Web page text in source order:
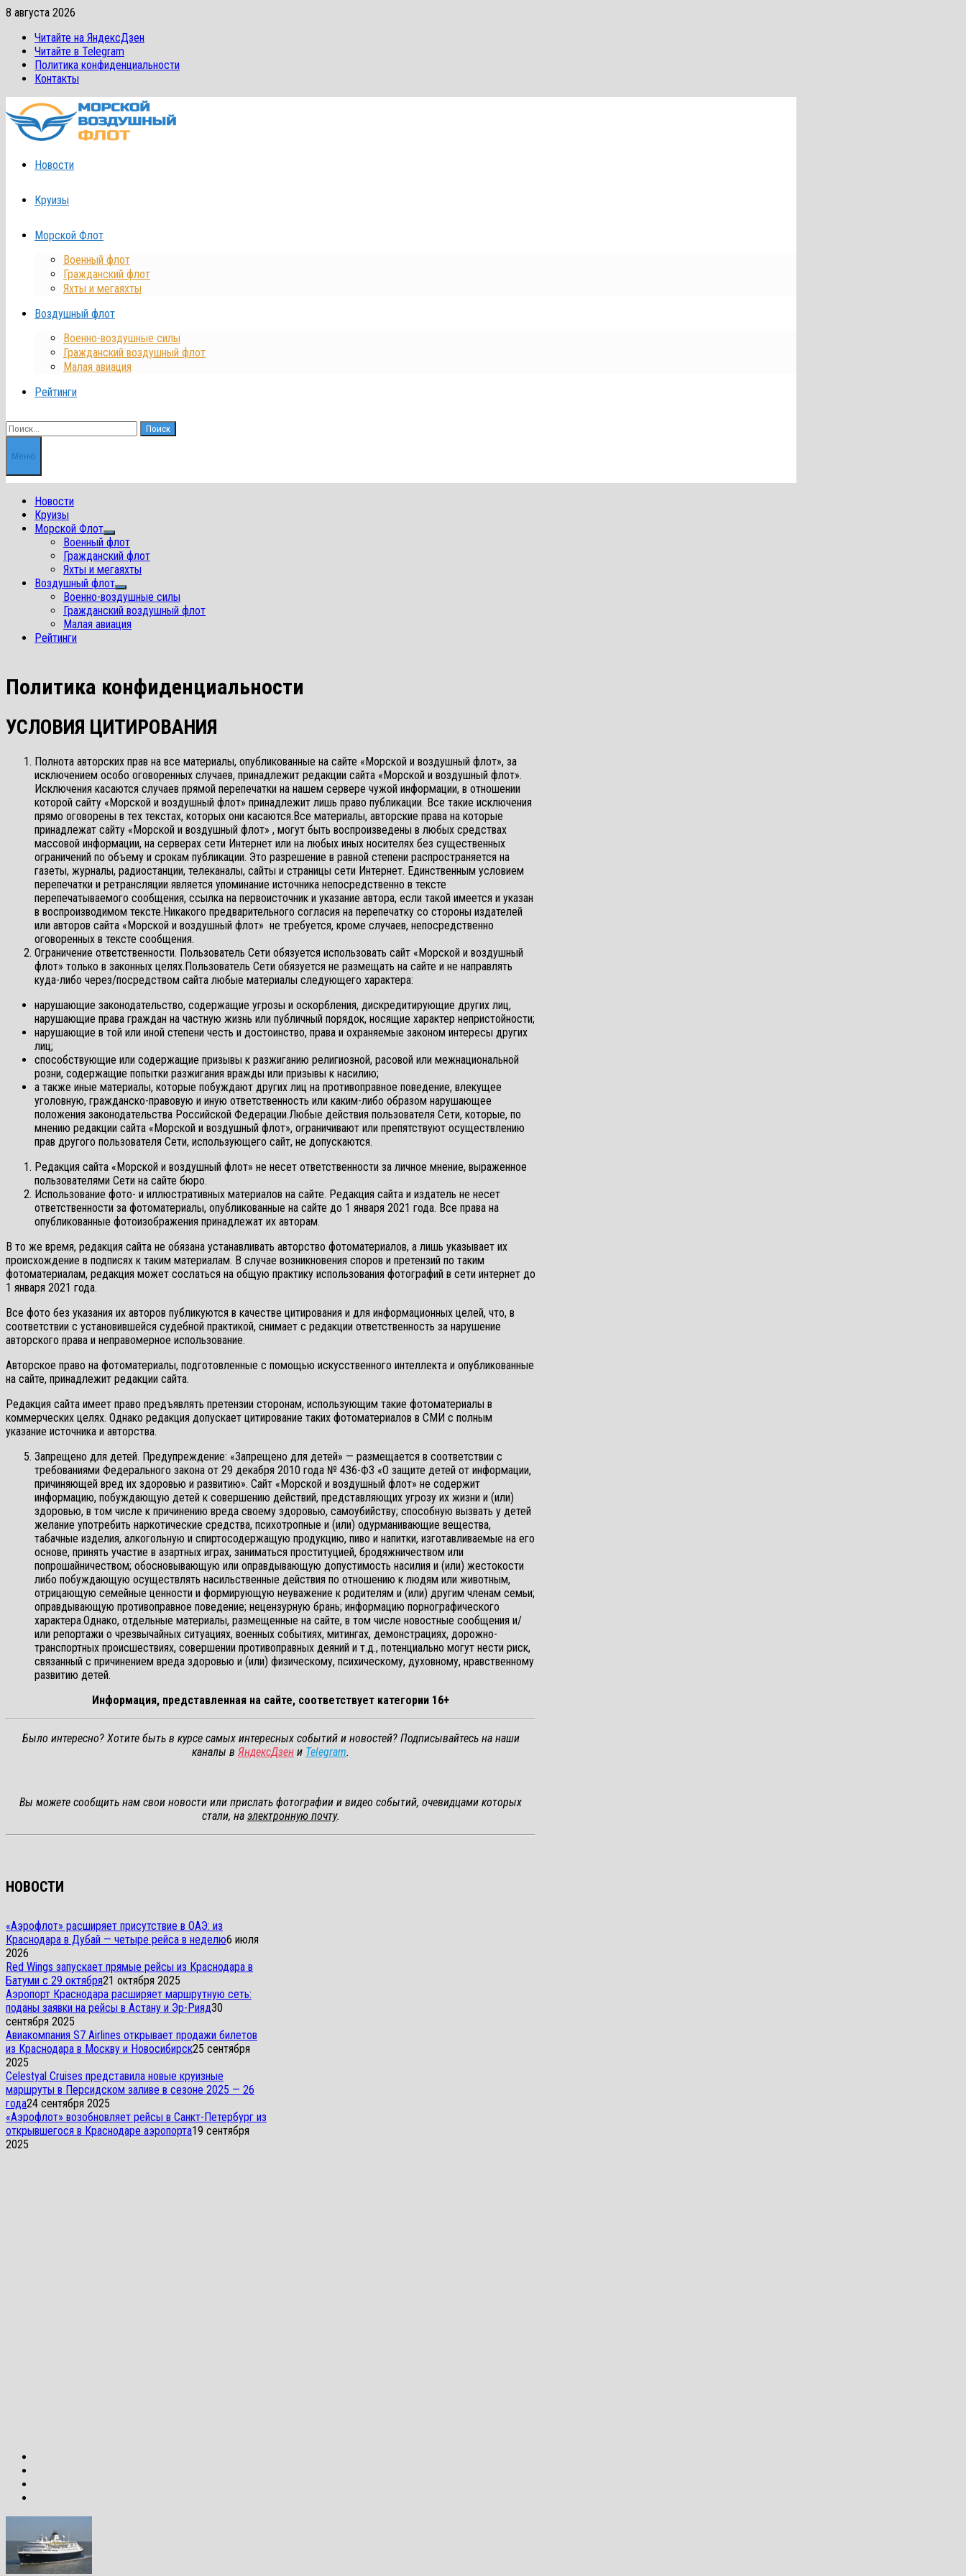
Перейти
содержимому
8 августа 2026
Читайте на ЯндексДзен
Читайте в Telegram
Политика конфиденциальности
Контакты
Новости
Круизы
Морской Флот
Военный флот
Гражданский флот
Яхты и мегаяхты
Воздушный флот
Военно-воздушные силы
Гражданский воздушный флот
Малая авиация
Рейтинги
Найти:
Меню
Новости
Круизы
Морской Флот
Показать
подменю
Военный флот
Гражданский флот
Яхты и мегаяхты
Воздушный флот
Показать
подменю
Военно-воздушные силы
Гражданский воздушный флот
Малая авиация
Рейтинги
Политика конфиденциальности
УСЛОВИЯ ЦИТИРОВАНИЯ
Полнота авторских прав на все материалы, опубликованные на сайте «Морской и воздушный флот», за
исключением особо оговоренных случаев, принадлежит редакции сайта «Морской и воздушный флот».
Исключения касаются случаев прямой перепечатки на нашем сервере чужой информации, в отношении
которой сайту «Морской и воздушный флот» принадлежит лишь право публикации. Все такие исключения
прямо оговорены в тех текстах, которых они касаются.Все материалы, авторские права на которые
принадлежат сайту «Морской и воздушный флот» , могут быть воспроизведены в любых средствах
массовой информации, на серверах сети Интернет или на любых иных носителях без существенных
ограничений по объему и срокам публикации. Это разрешение в равной степени распространяется на
газеты, журналы, радиостанции, телеканалы, сайты и страницы сети Интернет. Единственным условием
перепечатки и ретрансляции является упоминание источника непосредственно в тексте
перепечатываемого сообщения, ссылка на первоисточник и указание автора, если такой имеется и указан
в воспроизводимом тексте.Никакого предварительного согласия на перепечатку со стороны издателей
или авторов сайта «Морской и воздушный флот» не требуется, кроме случаев, непосредственно
оговоренных в тексте сообщения.
Ограничение ответственности. Пользователь Сети обязуется использовать сайт «Морской и воздушный
флот» только в законных целях.Пользователь Сети обязуется не размещать на сайте и не направлять
куда-либо через/посредством сайта любые материалы следующего характера:
нарушающие законодательство, содержащие угрозы и оскорбления, дискредитирующие других лиц,
нарушающие права граждан на частную жизнь или публичный порядок, носящие характер непристойности;
нарушающие в той или иной степени честь и достоинство, права и охраняемые законом интересы других
лиц;
способствующие или содержащие призывы к разжиганию религиозной, расовой или межнациональной
розни, содержащие попытки разжигания вражды или призывы к насилию;
а также иные материалы, которые побуждают других лиц на противоправное поведение, влекущее
уголовную, гражданско-правовую и иную ответственность или каким-либо образом нарушающее
положения законодательства Российской Федерации.Любые действия пользователя Сети, которые, по
мнению редакции сайта «Морской и воздушный флот», ограничивают или препятствуют осуществлению
прав другого пользователя Сети, использующего сайт, не допускаются.
Редакция сайта «Морской и воздушный флот» не несет ответственности за личное мнение, выраженное
пользователями Сети на сайте бюро.
Использование фото- и иллюстративных материалов на сайте. Редакция сайта и издатель не несет
ответственности за фотоматериалы, опубликованные на сайте до 1 января 2021 года. Все права на
опубликованные фотоизображения принадлежат их авторам.
В то же время, редакция сайта не обязана устанавливать авторство фотоматериалов, а лишь указывает их
происхождение в подписях к таким материалам. В случае возникновения споров и претензий по таким
фотоматериалам, редакция может сослаться на общую практику использования фотографий в сети интернет до
1 января 2021 года.
Все фото без указания их авторов публикуются в качестве цитирования и для информационных целей, что, в
соответствии с установившейся судебной практикой, снимает с редакции ответственность за нарушение
авторского права и неправомерное использование.
Авторское право на фотоматериалы, подготовленные с помощью искусственного интеллекта и опубликованные
на сайте, принадлежит редакции сайта.
Редакция сайта имеет право предъявлять претензии сторонам, использующим такие фотоматериалы в
коммерческих целях. Однако редакция допускает цитирование таких фотоматериалов в СМИ с полным
указание источника и авторства.
Запрещено для детей. Предупреждение: «Запрещено для детей» — размещается в соответствии с
требованиями Федерального закона от 29 декабря 2010 года № 436-ФЗ «О защите детей от информации,
причиняющей вред их здоровью и развитию». Сайт «Морской и воздушный флот» не содержит
информацию, побуждающую детей к совершению действий, представляющих угрозу их жизни и (или)
здоровью, в том числе к причинению вреда своему здоровью, самоубийству; способную вызвать у детей
желание употребить наркотические средства, психотропные и (или) одурманивающие вещества,
табачные изделия, алкогольную и спиртосодержащую продукцию, пиво и напитки, изготавливаемые на его
основе, принять участие в азартных играх, заниматься проституцией, бродяжничеством или
попрошайничеством; обосновывающую или оправдывающую допустимость насилия и (или) жестокости
либо побуждающую осуществлять насильственные действия по отношению к людям или животным,
отрицающую семейные ценности и формирующую неуважение к родителям и (или) другим членам семьи;
оправдывающую противоправное поведение; нецензурную брань; информацию порнографического
характера.Однако, отдельные материалы, размещенные на сайте, в том числе новостные сообщения и/
или репортажи о чрезвычайных ситуациях, военных событиях, митингах, демонстрациях, дорожно-
транспортных происшествиях, совершении противоправных деяний и т.д., потенциально могут нести риск,
связанный с причинением вреда здоровью и (или) физическому, психическому, духовному, нравственному
развитию детей.
Информация, представленная на сайте, соответствует категории 16+
Было интересно? Хотите быть в курсе самых интересных событий и новостей? Подписывайтесь на наши
каналы в ЯндексДзен и Telegram.
Вы можете сообщить нам свои новости или прислать фотографии и видео событий, очевидцами которых
стали, на электронную почту.
НОВОСТИ
«Аэрофлот» расширяет присутствие в ОАЭ: из
Краснодара в Дубай — четыре рейса в неделю6 июля
2026
Red Wings запускает прямые рейсы из Краснодара в
Батуми с 29 октября21 октября 2025
Аэропорт Краснодара расширяет маршрутную сеть:
поданы заявки на рейсы в Астану и Эр-Рияд30
сентября 2025
Авиакомпания S7 Airlines открывает продажи билетов
из Краснодара в Москву и Новосибирск25 сентября
2025
Celestyal Cruises представила новые круизные
маршруты в Персидском заливе в сезоне 2025 — 26
года24 сентября 2025
«Аэрофлот» возобновляет рейсы в Санкт-Петербург из
открывшегося в Краснодаре аэропорта19 сентября
2025